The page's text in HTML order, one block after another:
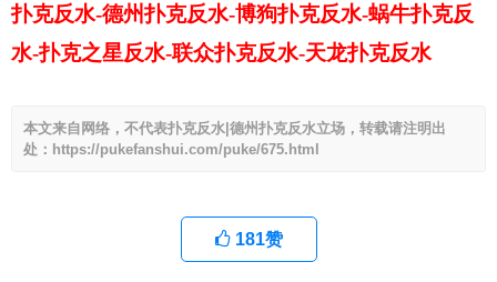
扑克反水-德州扑克反水-博狗扑克反水-蜗牛扑克反
水-扑克之星反水-联众扑克反水-天龙扑克反水
本文来自网络，不代表扑克反水|德州扑克反水立场，转载请注明出
处：https://pukefanshui.com/puke/675.html
181赞